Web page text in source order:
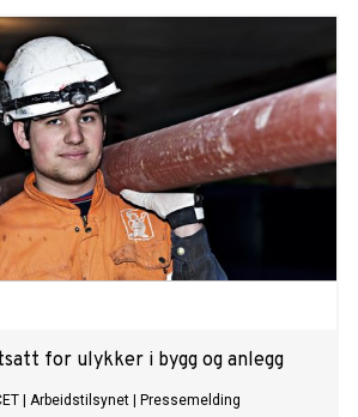
for ulykker i bygg og anlegg
Arbeidstilsynet Pressemelding